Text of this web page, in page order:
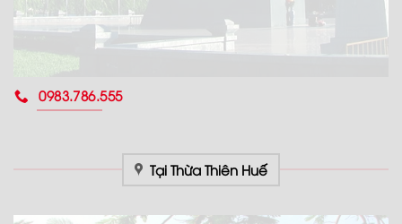
0983.786.555
Tại Thừa Thiên Huế